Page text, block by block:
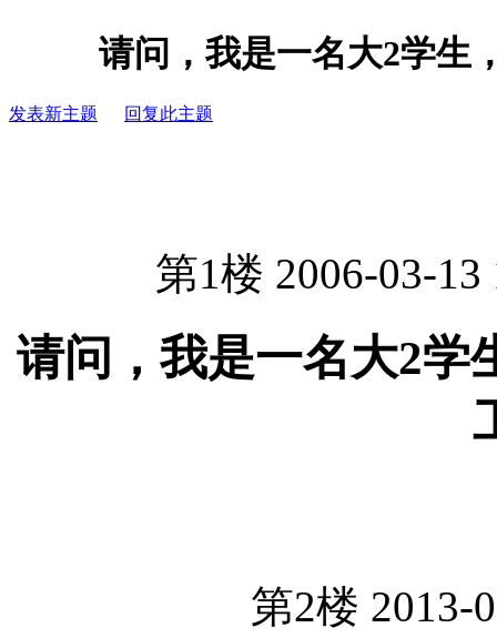
请问，我是一名大2学生
发表新主题 回复此主题
第1楼 2006-03-
请问，我是一名大2学
第2楼 2013-